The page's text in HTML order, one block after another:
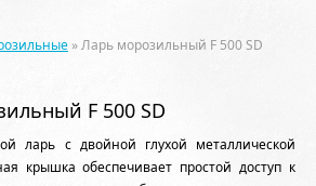
» Ларь морозильный F 500 SD
F 500 SD
ларь с двойной глухой металлической
крышка обеспечивает простой доступ к